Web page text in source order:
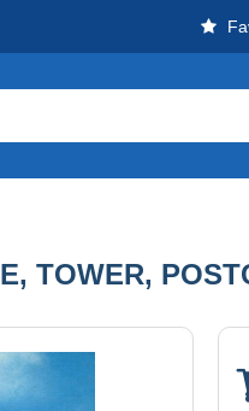
TOWER,